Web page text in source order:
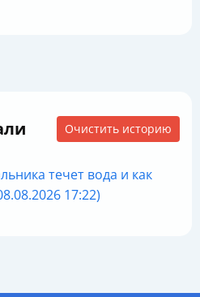
Очистить историю
течет вода и как
17:22)